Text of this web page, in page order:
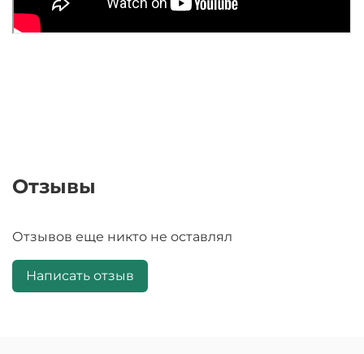
Отзывы
Отзывов еще никто не оставлял
Написать отзыв